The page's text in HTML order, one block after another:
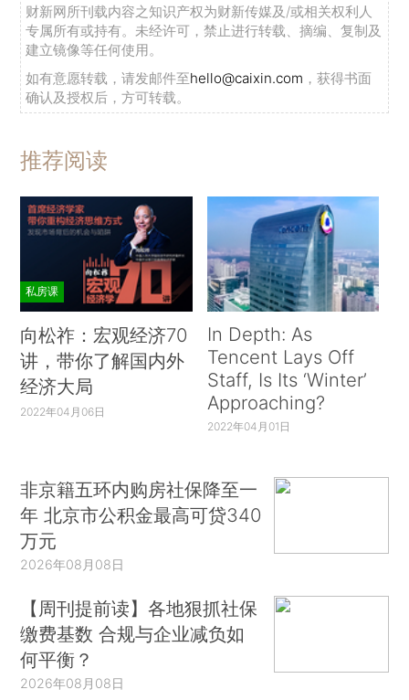
财新网所刊载内容之知识产权为财新传媒及/或相关权利人
专属所有或持有。未经许可，禁止进行转载、摘编、复制及
建立镜像等任何使用。
如有意愿转载，请发邮件至hello@caixin.com ，获得书面
确认及授权后，方可转载。
推荐阅读
私房课
向松祚：宏观经济70
讲，带你了解国内外
经济大局
2022年04月06日
In Depth: As
Tencent Lays Off
Staff, Is Its ‘Winter’
Approaching?
2022年04月01日
非京籍五环内购房社保降至一
年 北京市公积金最高可贷340
万元
2026年08月08日
【周刊提前读】各地狠抓社保
缴费基数 合规与企业减负如
何平衡？
2026年08月08日